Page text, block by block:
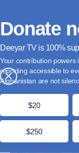
×
Donate
Deeyar TV is
Your contribution
reporting accessible to
Afghanistan are not
$20
$250